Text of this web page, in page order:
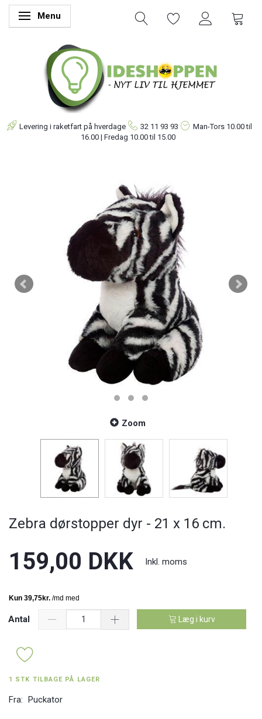
Skifte navigation
Menu
Levering i raketfart på hverdage 32 11 93 93 Man-Tors 10.00 til
16.00 | Fredag 10.00 til 15.00
Zoom
Zebra dørstopper dyr - 21 x 16 cm.
159,00 DKK Inkl. moms
Antal Læg i kurv
1 STK TILBAGE PÅ LAGER
Fra: Puckator